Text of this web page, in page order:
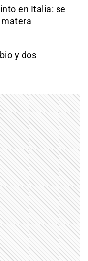
en Italia: se
matera
y dos